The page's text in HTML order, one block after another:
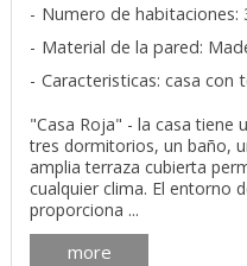
Numero de habitaciones:
Material de la pared:
Caracteristicas: casa con
"Casa Roja" - la casa tiene
tres dormitorios, un baño,
amplia terraza cubierta
cualquier clima. El entorno
proporciona ...
more